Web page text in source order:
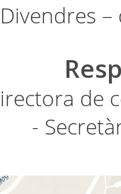
Divendres
de
-